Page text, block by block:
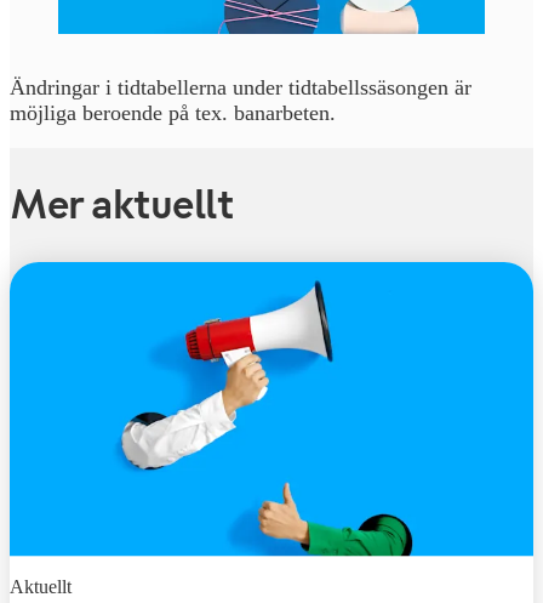
Ändringar i tidtabellerna under tidtabellssäsongen är
möjliga beroende på tex. banarbeten.
Mer aktuellt
Aktuellt